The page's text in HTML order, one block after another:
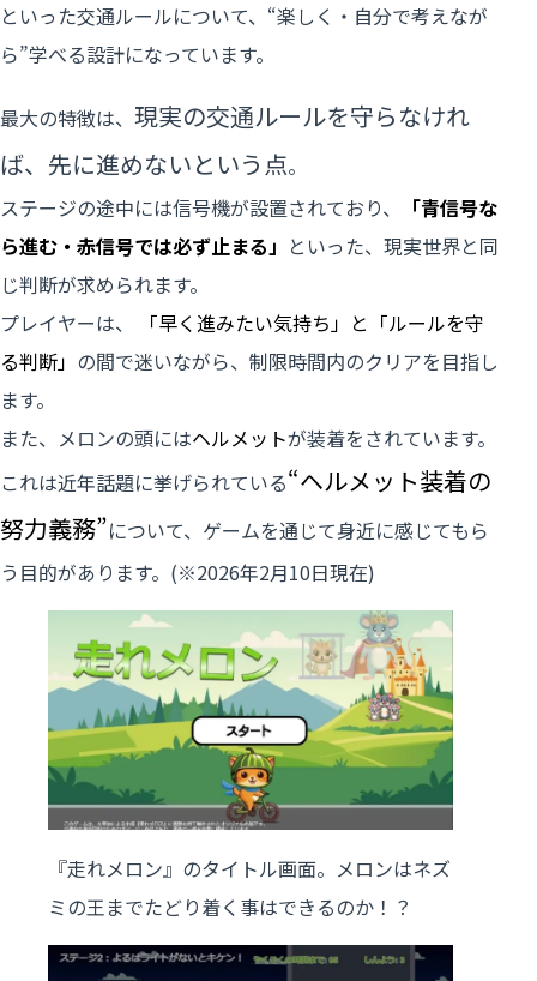
といった交通ルールについて、“楽しく・自分で考えなが
ら”学べる設計になっています。
最大の特徴は、 現実の交通ルールを守らなけれ
ば、先に進めないという点。
ステージの途中には信号機が設置されており、
「青信号な
ら進む・赤信号では必ず止まる」 といった、現実世界と同
じ判断が求められます。
プレイヤーは、
「早く進みたい気持ち」と「ルールを守
る判断」 の間で迷いながら、制限時間内のクリアを目指し
ます。
また、メロンの頭にはヘルメットが装着をされています。
これは近年話題に挙げられている“ヘルメット装着の
努力義務”について、ゲームを通じて身近に感じてもら
う目的があります。(※2026年2月10日現在)
『走れメロン』のタイトル画面。メロンはネズ
ミの王までたどり着く事はできるのか！？